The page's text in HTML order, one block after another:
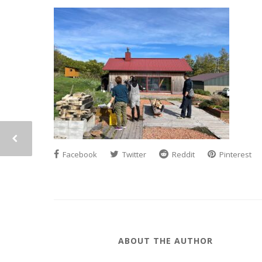
Facebook Twitter Reddit Pinterest
ABOUT THE AUTHOR